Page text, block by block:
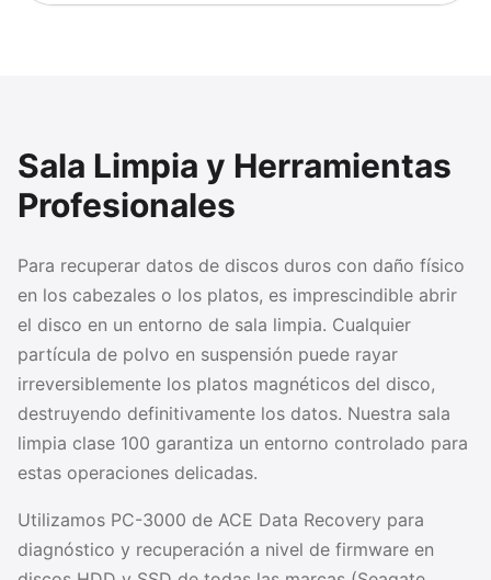
Sala Limpia y Herramientas
Profesionales
Para recuperar datos de discos duros con daño físico
en los cabezales o los platos, es imprescindible abrir
el disco en un entorno de sala limpia. Cualquier
partícula de polvo en suspensión puede rayar
irreversiblemente los platos magnéticos del disco,
destruyendo definitivamente los datos. Nuestra sala
limpia clase 100 garantiza un entorno controlado para
estas operaciones delicadas.
Utilizamos PC-3000 de ACE Data Recovery para
diagnóstico y recuperación a nivel de firmware en